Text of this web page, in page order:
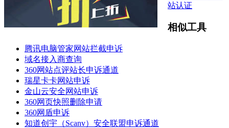
站认证
相似工具
腾讯电脑管家网站拦截申诉
域名接入商查询
360网站点评站长申诉通道
瑞星卡卡网站申诉
金山云安全网站申诉
360网页快照删除申请
360网盾申诉
知道创宇（Scanv）安全联盟申诉通道